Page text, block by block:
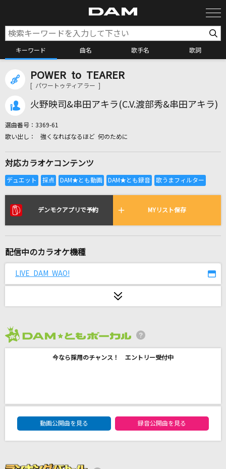
キーワード 曲名 歌手名 歌詞
カラオケ検索
カラオケ店舗検索
全国りれき
リアルタイムで歌われている曲の一覧
東京サマーセッション feat.CHiCO
夏色
卒業写真
POWER to TEARER
[ パワートゥティアラー ]
火野映司&串田アキラ(C.V.渡部秀&串田アキラ)
選曲番号： 3369-61
強くなればなるほど 何のために
対応カラオケコンテンツ
デンモクアプリで予約 MYリスト保存
配信中のカラオケ機種
LIVE DAM WAO!
今なら採用のチャンス！ エントリー受付中
DAM★ともボーカルエントリーランキング
動画公開曲を見る
録音公開曲を見る